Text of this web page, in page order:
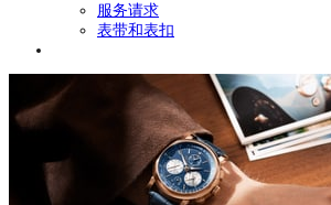
服务请求
表带和表扣